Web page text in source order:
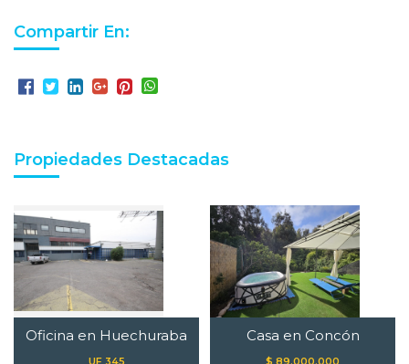
Compartir En:
Propiedades Destacadas
Oficina en Huechuraba
UF 345
Casa en Concón
$ 89.000.000